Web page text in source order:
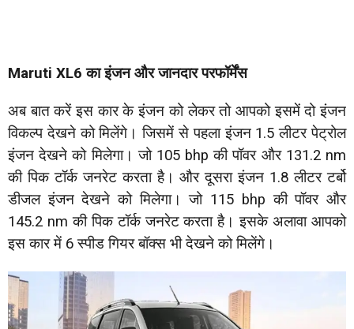
Maruti XL6 का इंजन और जानदार परफॉर्मेंस
अब बात करें इस कार के इंजन को लेकर तो आपको इसमें दो इंजन
विकल्प देखने को मिलेंगे। जिसमें से पहला इंजन 1.5 लीटर पेट्रोल
इंजन देखने को मिलेगा। जो 105 bhp की पॉवर और 131.2 nm
की पिक टॉर्क जनरेट करता है। और दूसरा इंजन 1.8 लीटर टर्बो
डीजल इंजन देखने को मिलेगा। जो 115 bhp की पॉवर और
145.2 nm की पिक टॉर्क जनरेट करता है। इसके अलावा आपको
इस कार में 6 स्पीड गियर बॉक्स भी देखने को मिलेंगे।